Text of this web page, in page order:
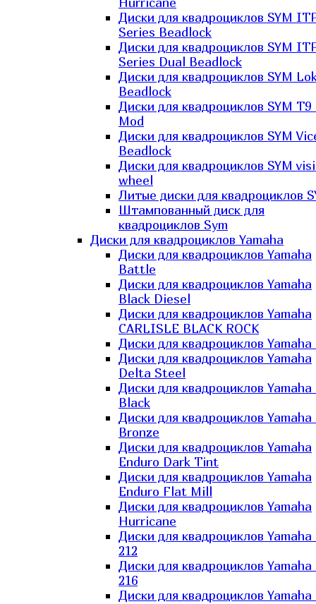
Диски для квадроциклов SYM
Series Beadlock
Диски для квадроциклов SYM
Series Dual Beadlock
Диски для квадроциклов SYM
Beadlock
Диски для квадроциклов SYM T9
Mod
Диски для квадроциклов SYM
Beadlock
Диски для квадроциклов SYM
wheel
Литые диски для квадроциклов
Штампованный диск для
квадроциклов Sym
Диски для квадроциклов Yamaha
Диски для квадроциклов Yamaha
Battle
Диски для квадроциклов Yamaha
Black Diesel
Диски для квадроциклов Yamaha
CARLISLE BLACK ROCK
Диски для квадроциклов Yamaha
Диски для квадроциклов Yamaha
Delta Steel
Диски для квадроциклов
Black
Диски для квадроциклов
Bronze
Диски для квадроциклов Yamaha
Enduro Dark Tint
Диски для квадроциклов Yamaha
Enduro Flat Mill
Диски для квадроциклов Yamaha
Hurricane
Диски для квадроциклов
212
Диски для квадроциклов
216
Диски для квадроциклов